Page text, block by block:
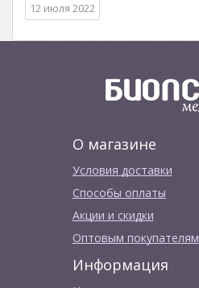
12 июля 2022
О магазине
Условия доставки
Способы оплаты
Акции и скидки
Оптовым покупателям
Информация